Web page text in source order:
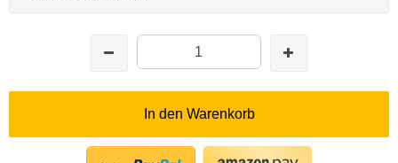
In den Warenkorb